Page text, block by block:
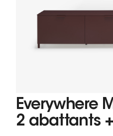
Everywhere
2 abattants